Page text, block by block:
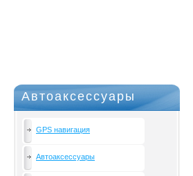
Автоаксессуары
GPS навигация
Автоаксессуары